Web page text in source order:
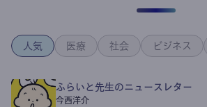
人気 医療 社会 ビジネス
ふらいと先生のニュースレター
今西洋介